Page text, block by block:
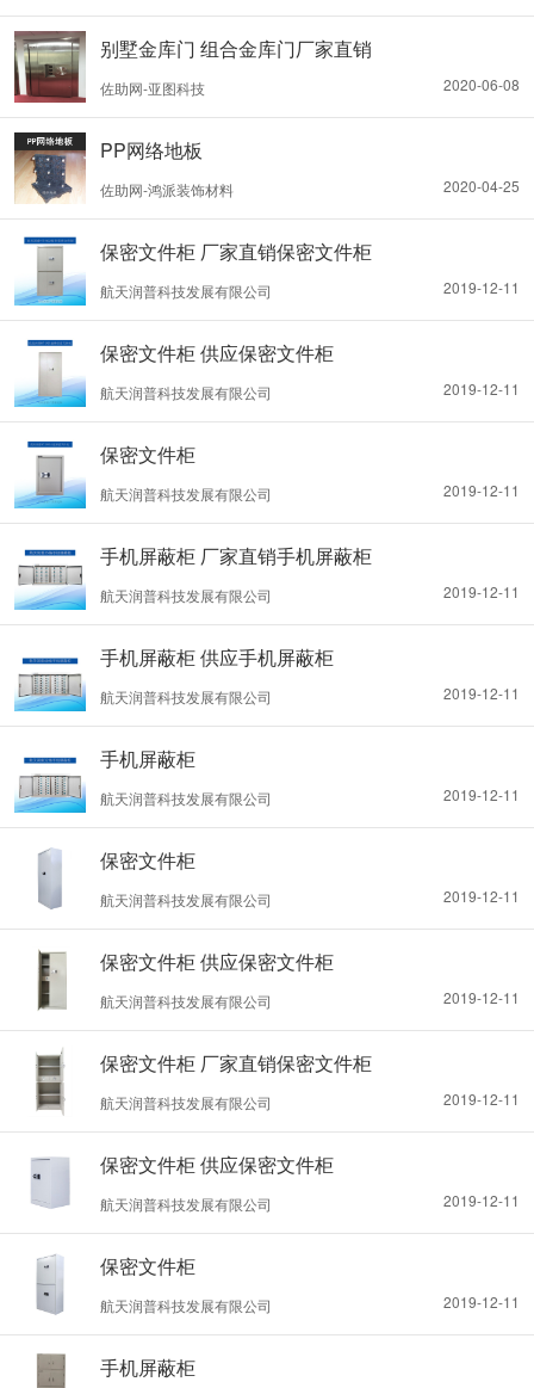
别墅金库门 组合金库门厂家直销
2020-06-08
佐助网-亚图科技
PP网络地板
2020-04-25
佐助网-鸿派装饰材料
保密文件柜 厂家直销保密文件柜
2019-12-11
航天润普科技发展有限公司
保密文件柜 供应保密文件柜
2019-12-11
航天润普科技发展有限公司
保密文件柜
2019-12-11
航天润普科技发展有限公司
手机屏蔽柜 厂家直销手机屏蔽柜
2019-12-11
航天润普科技发展有限公司
手机屏蔽柜 供应手机屏蔽柜
2019-12-11
航天润普科技发展有限公司
手机屏蔽柜
2019-12-11
航天润普科技发展有限公司
保密文件柜
2019-12-11
航天润普科技发展有限公司
保密文件柜 供应保密文件柜
2019-12-11
航天润普科技发展有限公司
保密文件柜 厂家直销保密文件柜
2019-12-11
航天润普科技发展有限公司
保密文件柜 供应保密文件柜
2019-12-11
航天润普科技发展有限公司
保密文件柜
2019-12-11
航天润普科技发展有限公司
手机屏蔽柜